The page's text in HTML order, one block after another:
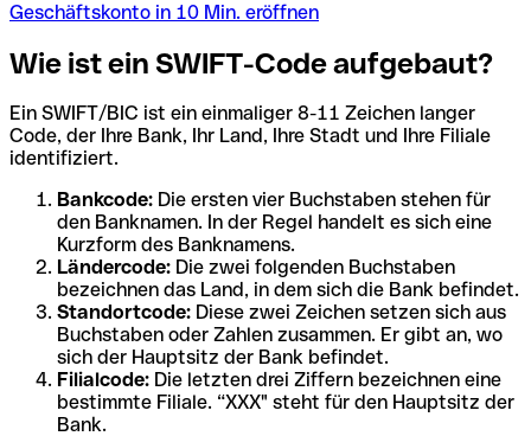
Geschäftskonto in 10 Min. eröffnen
Wie ist ein SWIFT-Code aufgebaut?
Ein SWIFT/BIC ist ein einmaliger 8-11 Zeichen langer
Code, der Ihre Bank, Ihr Land, Ihre Stadt und Ihre Filiale
identifiziert.
Bankcode: Die ersten vier Buchstaben stehen für
den Banknamen. In der Regel handelt es sich eine
Kurzform des Banknamens.
Ländercode: Die zwei folgenden Buchstaben
bezeichnen das Land, in dem sich die Bank befindet.
Standortcode: Diese zwei Zeichen setzen sich aus
Buchstaben oder Zahlen zusammen. Er gibt an, wo
sich der Hauptsitz der Bank befindet.
Filialcode: Die letzten drei Ziffern bezeichnen eine
bestimmte Filiale. “XXX" steht für den Hauptsitz der
Bank.